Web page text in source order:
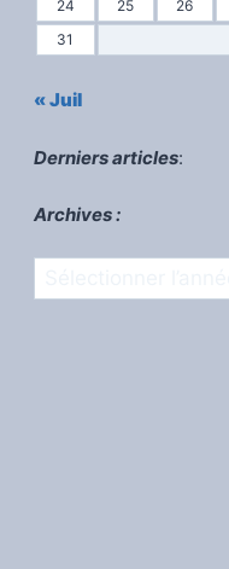
24
25 26
31
« Juil
Derniers articles:
Archives :